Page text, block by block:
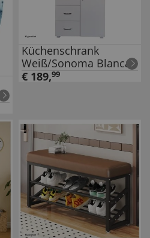
Küchenschrank
Weiß/Sonoma Blanca
€ 189,99